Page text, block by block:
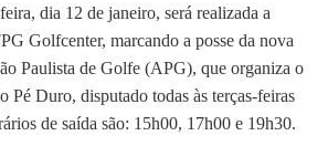
dia 12 de janeiro, será realizada a
Golfcenter, marcando a posse da nova
Paulista de Golfe (APG), que organiza o
Pé Duro, disputado todas às terças-feiras
de saída são: 15h00, 17h00 e 19h30.